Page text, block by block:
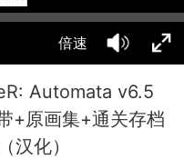
倍速
Automata v6.5
+原画集+通关存档
汉化）